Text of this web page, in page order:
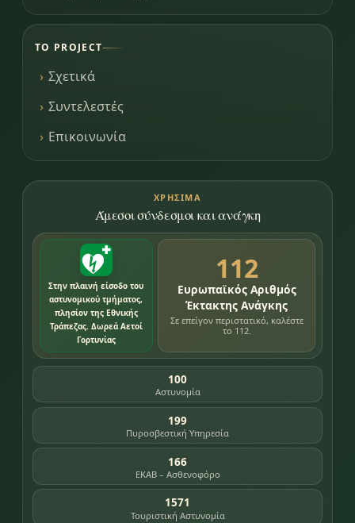
ΤΟ PROJECT
Σχετικά
Συντελεστές
Επικοινωνία
ΧΡΉΣΙΜΑ
Άμεσοι σύνδεσμοι και ανάγκη
Στην πλαινή είσοδο του
αστυνομικού τμήματος,
πλησίον της Εθνικής
Τράπεζας. Δωρεά Αετοί
Γορτυνίας
112
Ευρωπαϊκός Αριθμός
Έκτακτης Ανάγκης
Σε επείγον περιστατικό, καλέστε
το 112.
100
Αστυνομία
199
Πυροσβεστική Υπηρεσία
166
ΕΚΑΒ – Ασθενοφόρο
1571
Τουριστική Αστυνομία